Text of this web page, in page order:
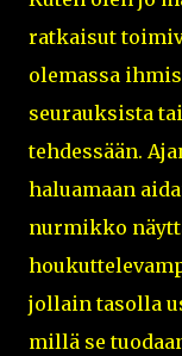
ratkaisut
olemassa
seurauksista
tehdessään.
haluamaan
nurmikko
jollain tasolla
millä se